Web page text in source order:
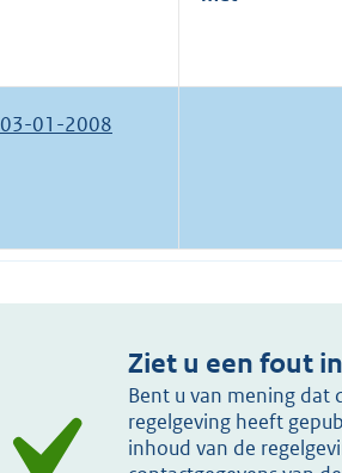
03-01-2008
Ziet u een fout
Bent u van mening dat
regelgeving heeft
inhoud van de